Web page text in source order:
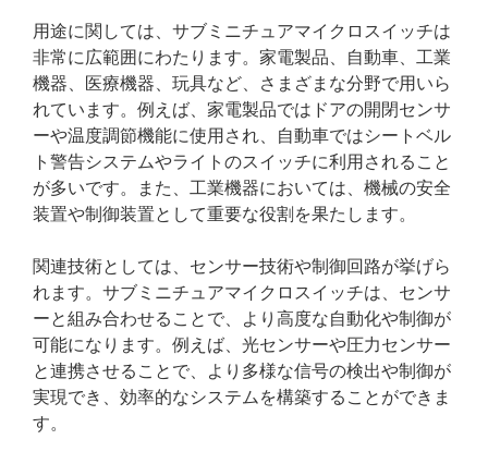
用途に関しては、サブミニチュアマイクロスイッチは
非常に広範囲にわたります。家電製品、自動車、工業
機器、医療機器、玩具など、さまざまな分野で用いら
れています。例えば、家電製品ではドアの開閉センサ
ーや温度調節機能に使用され、自動車ではシートベル
ト警告システムやライトのスイッチに利用されること
が多いです。また、工業機器においては、機械の安全
装置や制御装置として重要な役割を果たします。
関連技術としては、センサー技術や制御回路が挙げら
れます。サブミニチュアマイクロスイッチは、センサ
ーと組み合わせることで、より高度な自動化や制御が
可能になります。例えば、光センサーや圧力センサー
と連携させることで、より多様な信号の検出や制御が
実現でき、効率的なシステムを構築することができま
す。